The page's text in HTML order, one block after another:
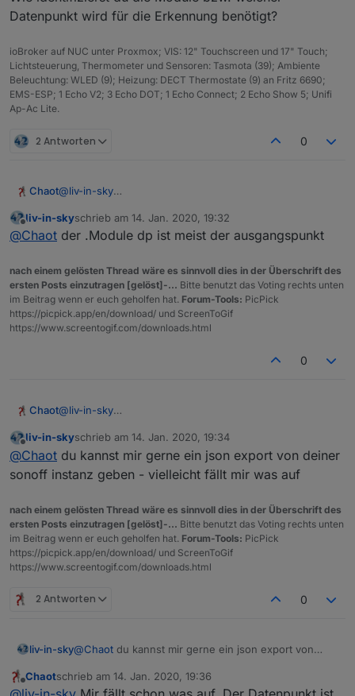
dein Script
Datenpunkt wird für die Erkennung benötigt?
ioBroker auf NUC unter Proxmox; VIS: 12" Touchscreen und 17" Touch;
Lichtsteuerung, Thermometer und Sensoren: Tasmota (39); Ambiente
Beleuchtung: WLED (9); Heizung: DECT Thermostate (9) an Fritz 6690;
EMS-ESP; 1 Echo V2; 3 Echo DOT; 1 Echo Connect; 2 Echo Show 5; Unifi
Ap-Ac Lite.
2 Antworten 0
Chaot@liv-in-sky
zu Gange als sich alles aufgehängt hat, aber das hat
bestimmt irgendwelche anderen Gründe.
in der Tabelle geschrieben werden.
Wie identifizierst du die Module bzw. welcher
Datenpunkt wird für die Erkennung benötigt?
Offline
liv-in-skyschrieb am 14. Jan. 2020, 19:32
zuletzt editiert von
@Chaot der .Module dp ist meist der ausgangspunkt
nach einem gelösten Thread wäre es sinnvoll dies in der Überschrift des
ersten Posts einzutragen [gelöst]-... Bitte benutzt das Voting rechts unten
im Beitrag wenn er euch geholfen hat. Forum-Tools: PicPick
https://picpick.app/en/download/ und ScreenToGif
https://www.screentogif.com/downloads.html
0
Chaot@liv-in-sky
zu Gange als sich alles aufgehängt hat, aber das hat
bestimmt irgendwelche anderen Gründe.
Jetzt muss ich mal schauen warum bei mir keine Daten
in der Tabelle geschrieben werden.
Datenpunkt wird für die Erkennung benötigt?
Offline
liv-in-skyschrieb am 14. Jan. 2020, 19:34
zuletzt editiert von
@Chaot du kannst mir gerne ein json export von deiner
sonoff instanz geben - vielleicht fällt mir was auf
nach einem gelösten Thread wäre es sinnvoll dies in der Überschrift des
ersten Posts einzutragen [gelöst]-... Bitte benutzt das Voting rechts unten
im Beitrag wenn er euch geholfen hat. Forum-Tools: PicPick
https://picpick.app/en/download/ und ScreenToGif
https://www.screentogif.com/downloads.html
2 Antworten 0
liv-in-sky@Chaot du kannst mir gerne ein json export von
auf
Offline
Chaotschrieb am 14. Jan. 2020, 19:36
zuletzt editiert von